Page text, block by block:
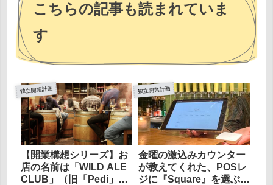
こちらの記事も読まれていま
す
独立開業計画
【開業構想シリーズ】お
店の名前は「WILD ALE
CLUB」（旧「Pedi」か
独立開業計画
金曜の激込みカウンター
が教えてくれた、POSレ
ジに『Square』を選ぶべ